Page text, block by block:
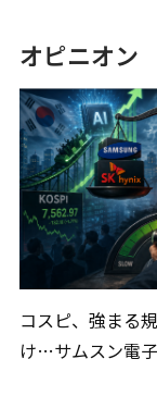
オピニオン
コスピ、強まる
け…サムスン電